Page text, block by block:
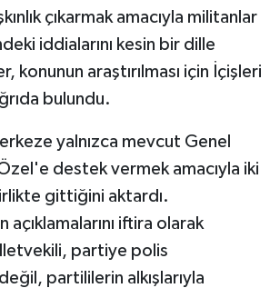
çıkarmak amacıyla militanlar
iddialarını kesin bir dille
konunun araştırılması için İçişleri
bulundu.
yalnızca mevcut Genel
destek vermek amacıyla iki
gittiğini aktardı.
açıklamalarını iftira olarak
partiye polis
partililerin alkışlarıyla